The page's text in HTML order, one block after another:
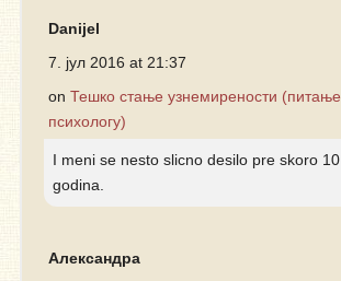
Danijel
7. јул 2016 at 21:37
on Тешко стање узнемирености (питање
психологу)
I meni se nesto slicno desilo pre skoro 10
godina.
Александра